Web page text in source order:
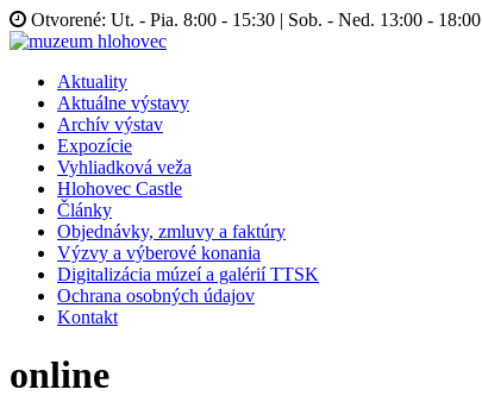
Otvorené: Ut. - Pia. 8:00 - 15:30 | Sob. - Ned. 13:00 - 18:00
Aktuality
Aktuálne výstavy
Archív výstav
Expozície
Vyhliadková veža
Hlohovec Castle
Články
Objednávky, zmluvy a faktúry
Výzvy a výberové konania
Digitalizácia múzeí a galérií TTSK
Ochrana osobných údajov
Kontakt
online